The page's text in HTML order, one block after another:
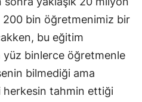
bin öğretmenimiz bir
bu eğitim
binlerce öğretmenle
bilmediği ama
herkesin tahmin ettiği